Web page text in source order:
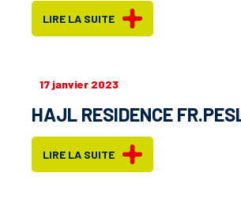
LIRE LA SUITE
17 janvier 2023
HAJL RESIDENCE
LIRE LA SUITE